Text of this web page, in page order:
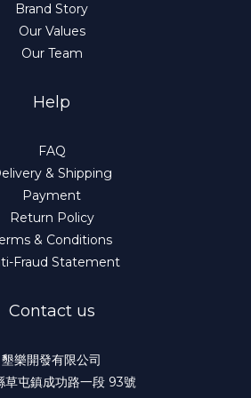
Brand Story
Our Values
Our Team
Help
FAQ
& Shipping
Payment
Return Policy
& Conditions
Fraud Statement
Contact us
墾樂開發有限公司
草屯鎮成功路一段 93號